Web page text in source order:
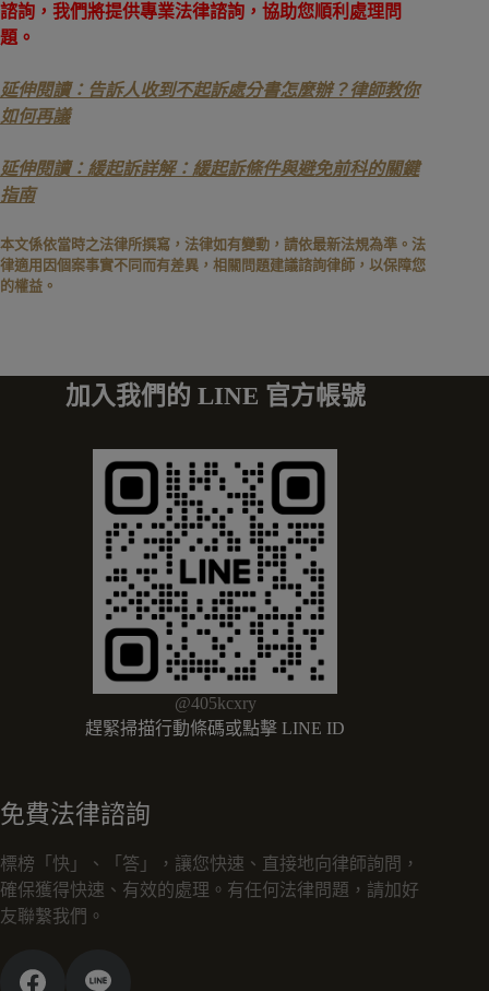
諮詢，我們將提供專業法律諮詢，協助您順利處理問
題。
延伸閱讀：告訴人收到不起訴處分書怎麼辦？律師教你
如何再議
延伸閱讀：緩起訴詳解：緩起訴條件與避免前科的關鍵
指南
本文係依當時之法律所撰寫，法律如有變動，請依最新法規為準。法
律適用因個案事實不同而有差異，相關問題建議諮詢律師，以保障您
的權益。
加入我們的 LINE 官方帳號
@405kcxry
趕緊掃描行動條碼或點擊 LINE ID
免費法律諮詢
標榜「快」、「答」，讓您快速、直接地向律師詢問，
確保獲得快速、有效的處理。有任何法律問題，請加好
友聯繫我們。